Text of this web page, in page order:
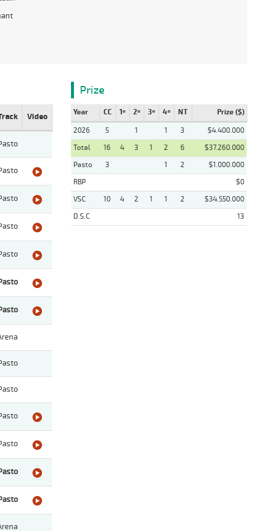
Video
Prize
Year CC 1º 2º 3º 4º NT Prize ($)
2026 5 1 1 3
$4.400.000
Total
16 4 3 1 2 6
$37.260.000
Pasto
3 1 2
$1.000.000
RBP
$0
VSC
10 4 2 1 1 2
$34.550.000
D.S.C
13